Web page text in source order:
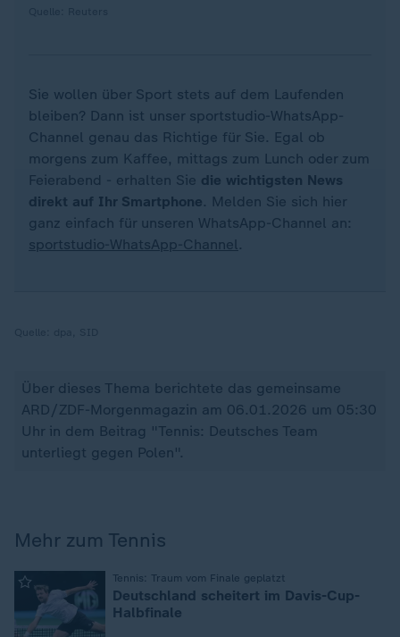
Sie wollen über Sport stets auf dem Laufenden
bleiben? Dann ist unser sportstudio-WhatsApp-
Channel genau das Richtige für Sie. Egal ob
morgens zum Kaffee, mittags zum Lunch oder zum
Feierabend - erhalten Sie die wichtigsten News
direkt auf Ihr Smartphone. Melden Sie sich hier
ganz einfach für unseren WhatsApp-Channel an:
sportstudio-WhatsApp-Channel.
Über dieses Thema berichtete das gemeinsame
ARD/ZDF-Morgenmagazin am 06.01.2026 um 05:30
Uhr in dem Beitrag "Tennis: Deutsches Team
unterliegt gegen Polen".
Mehr zum Tennis
Tennis: Traum vom Finale geplatzt
Deutschland scheitert im Davis-Cup-
Halbfinale